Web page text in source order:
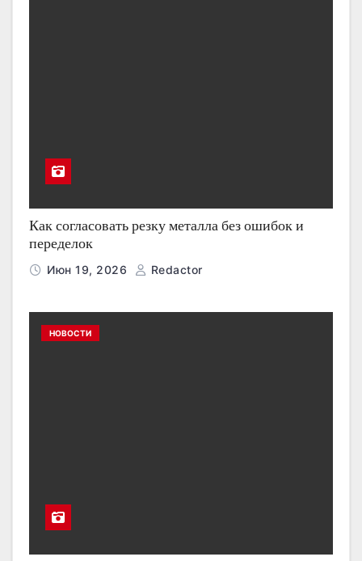
Как согласовать резку металла без ошибок и
переделок
Июн 19, 2026 Redactor
НОВОСТИ